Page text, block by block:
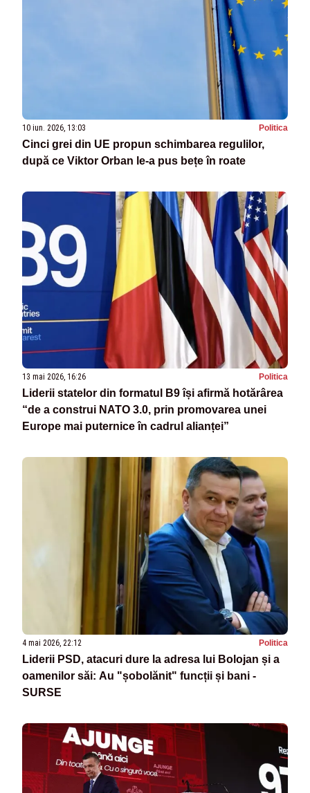
10 iun. 2026, 13:03 Politica
Cinci grei din UE propun schimbarea regulilor,
după ce Viktor Orban le-a pus bețe în roate
13 mai 2026, 16:26 Politica
Liderii statelor din formatul B9 își afirmă hotărârea
“de a construi NATO 3.0, prin promovarea unei
Europe mai puternice în cadrul alianței”
4 mai 2026, 22:12 Politica
Liderii PSD, atacuri dure la adresa lui Bolojan și a
oamenilor săi: Au "șobolănit" funcții și bani -
SURSE